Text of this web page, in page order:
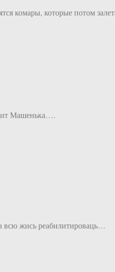
комары, которые потом
Машенька….
всю жись реабилитироваць…